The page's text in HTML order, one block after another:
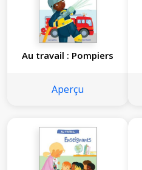
Au travail : Pompiers
Aperçu